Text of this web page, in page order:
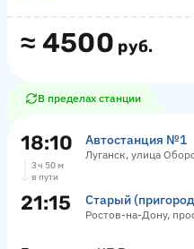
≈ 4500 руб.
В пределах станции
18:10 Автостанция №1
Луганск, улица
3 ч 50 м
в пути
21:15 Старый
Ростов-на-Дону,